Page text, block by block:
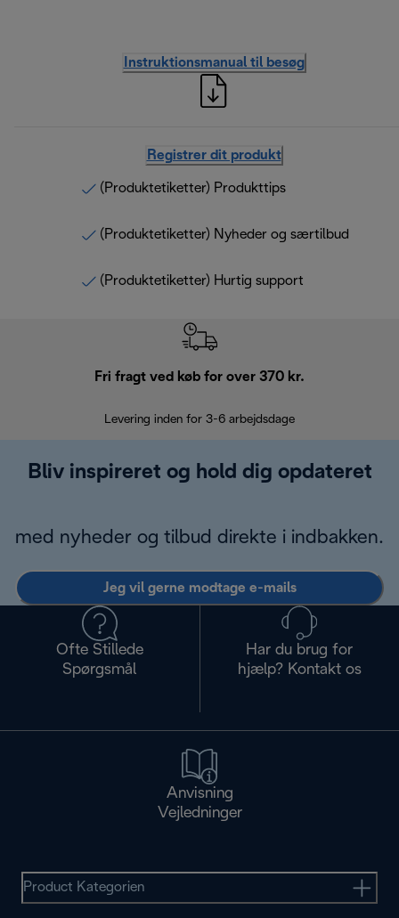
Instruktionsmanual til besøg
Registrer dit produkt
(Produktetiketter) Produkttips
(Produktetiketter) Nyheder og særtilbud
(Produktetiketter) Hurtig support
Fri fragt ved køb for over 370 kr.
Levering inden for 3-6 arbejdsdage
Bliv inspireret og hold dig opdateret
med nyheder og tilbud direkte i indbakken.
Jeg vil gerne modtage e-mails
Ofte Stillede
Spørgsmål
Har du brug for
hjælp? Kontakt os
Anvisning
Vejledninger
Product Kategorien